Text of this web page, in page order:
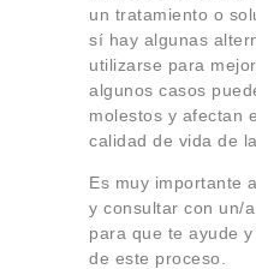
un tratamiento o
sí hay algunas
utilizarse para
algunos casos
molestos y afectan
calidad de vida de
Es muy importante
y consultar con un/
para que te ayude
de este proceso.